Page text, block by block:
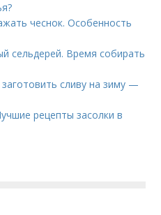
чеснок. Особенность
сельдерей. Время собирать
сливу на зиму —
рецепты засолки в